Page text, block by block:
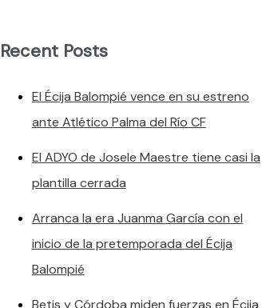
Recent Posts
El Écija Balompié vence en su estreno
ante Atlético Palma del Río CF
El ADYO de Josele Maestre tiene casi la
plantilla cerrada
Arranca la era Juanma García con el
inicio de la pretemporada del Écija
Balompié
Betis y Córdoba miden fuerzas en Écija